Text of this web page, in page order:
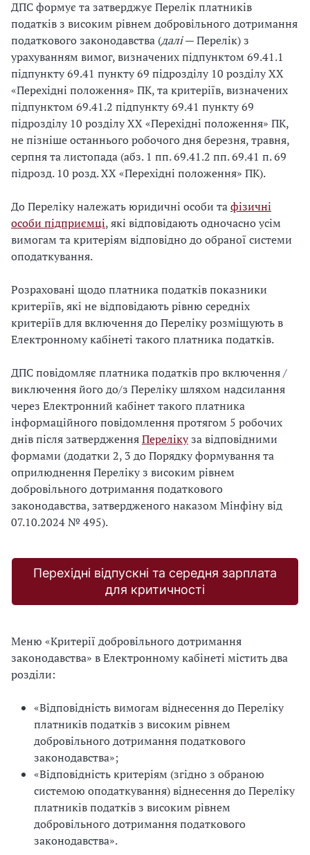
ДПС формує та затверджує Перелік платників
податків з високим рівнем добровільного дотримання
податкового законодавства (далі— Перелік) з
урахуванням вимог, визначених підпунктом 69.41.1
підпункту 69.41 пункту 69 підрозділу 10 розділу XX
«Перехідні положення» ПК, та критеріїв, визначених
підпунктом 69.41.2 підпункту 69.41 пункту 69
підрозділу 10 розділу XX «Перехідні положення» ПК,
не пізніше останнього робочого дня березня, травня,
серпня та листопада (абз. 1 пп. 69.41.2 пп. 69.41 п. 69
підрозд. 10 розд. XX «Перехідні положення» ПК).
До Переліку належать юридичні особи тафізичні
особи підприємці, які відповідають одночасно усім
вимогам та критеріям відповідно до обраної системи
оподаткування.
Розраховані щодо платника податків показники
критеріїв, які не відповідають рівню середніх
критеріїв для включення до Переліку розміщують в
Електронному кабінеті такого платника податків.
ДПС повідомляє платника податків про включення /
виключення його до/з Переліку шляхом надсилання
через Електронний кабінет такого платника
інформаційного повідомлення протягом 5 робочих
днів після затвердженняПерелікуза відповідними
формами (додатки 2, 3 до Порядку формування та
оприлюднення Переліку з високим рівнем
добровільного дотримання податкового
законодавства, затвердженого наказом Мінфіну від
07.10.2024 № 495).
Перехідні відпускні та середня зарплата
для критичності
Меню «Критерії добровільного дотримання
законодавства» в Електронному кабінеті містить два
розділи:
«Відповідність вимогам віднесення до Переліку
платників податків з високим рівнем
добровільного дотримання податкового
законодавства»;
«Відповідність критеріям (згідно з обраною
системою оподаткування) віднесення до Переліку
платників податків з високим рівнем
добровільного дотримання податкового
законодавства».